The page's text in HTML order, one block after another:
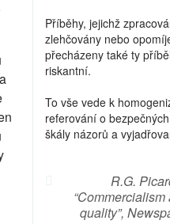
Příběhy, jejichž
zlehčovány nebo
přecházeny také ty
riskantní.
To vše vede k
referování o
škály názorů a
R.G.
quality”,